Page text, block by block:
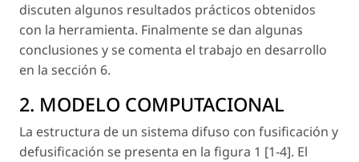
discuten algunos resultados prácticos obtenidos
con la herramienta. Finalmente se dan algunas
conclusiones y se comenta el trabajo en desarrollo
en la sección 6.
2. MODELO COMPUTACIONAL
La estructura de un sistema difuso con fusificación y
defusificación se presenta en la figura 1 [1-4]. El